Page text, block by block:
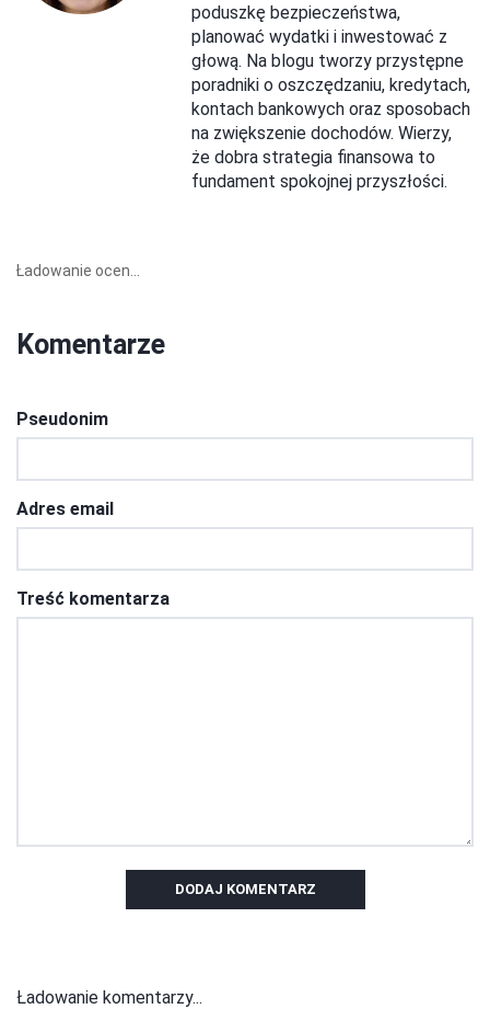
poduszkę bezpieczeństwa,
planować wydatki i inwestować z
głową. Na blogu tworzy przystępne
poradniki o oszczędzaniu, kredytach,
kontach bankowych oraz sposobach
na zwiększenie dochodów. Wierzy,
że dobra strategia finansowa to
fundament spokojnej przyszłości.
Ładowanie ocen...
Komentarze
Pseudonim
Adres email
Treść komentarza
DODAJ KOMENTARZ
Ładowanie komentarzy...